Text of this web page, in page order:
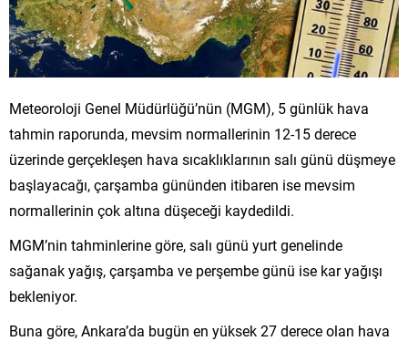
Meteoroloji Genel Müdürlüğü’nün (MGM), 5 günlük hava
tahmin raporunda, mevsim normallerinin 12-15 derece
üzerinde gerçekleşen hava sıcaklıklarının salı günü düşmeye
başlayacağı, çarşamba gününden itibaren ise mevsim
normallerinin çok altına düşeceği kaydedildi.
MGM’nin tahminlerine göre, salı günü yurt genelinde
sağanak yağış, çarşamba ve perşembe günü ise kar yağışı
bekleniyor.
Buna göre, Ankara’da bugün en yüksek 27 derece olan hava